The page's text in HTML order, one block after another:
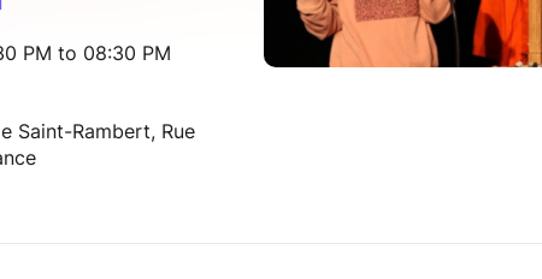
PM to 08:30 PM
Saint-Rambert, Rue